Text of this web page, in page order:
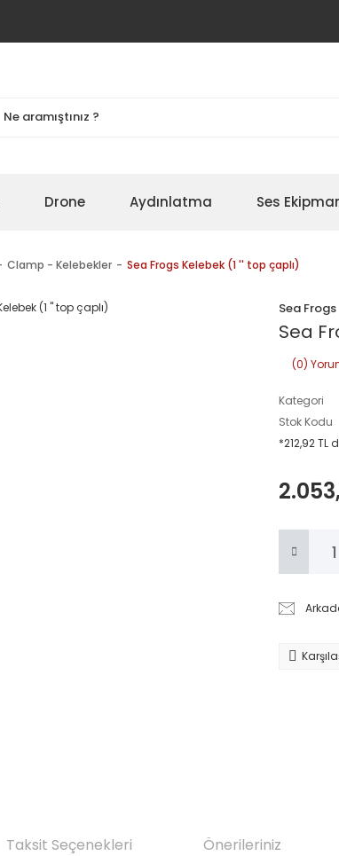
Drone Aydınlatma Ses
Clamp - Kelebekler Sea Frogs Kelebek (1 '' top çaplı)
Sea Frogs
Sea
(0)
Kategori
Stok Kodu
*212,92
Taksit Seçenekleri Önerileriniz